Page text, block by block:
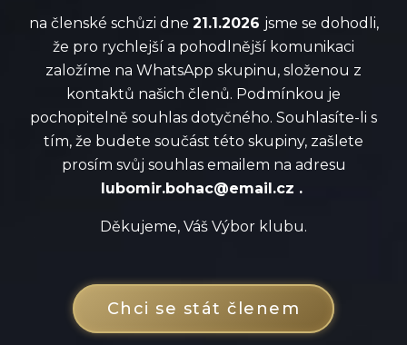
na členské schůzi dne 21.1.2026 jsme se dohodli,
že pro rychlejší a pohodlnější komunikaci
založíme na WhatsApp skupinu, složenou z
kontaktů našich členů. Podmínkou je
pochopitelně souhlas dotyčného. Souhlasíte-li s
tím, že budete součást této skupiny, zašlete
prosím svůj souhlas emailem na adresu
lubomir.bohac@email.cz .
Děkujeme, Váš Výbor klubu.
Chci se stát členem